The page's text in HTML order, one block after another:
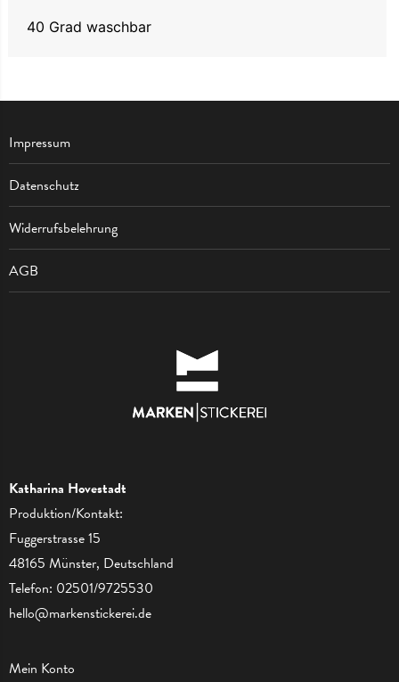
40 Grad waschbar
Impressum
Datenschutz
Widerrufsbelehrung
AGB
Katharina Hovestadt
Produktion/Kontakt:
Fuggerstrasse 15
48165 Münster, Deutschland
Telefon: 02501/9725530
hello@markenstickerei.de
Mein Konto